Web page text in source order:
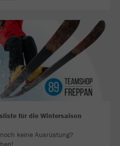
für die Wintersaison
keine Ausrüstung?